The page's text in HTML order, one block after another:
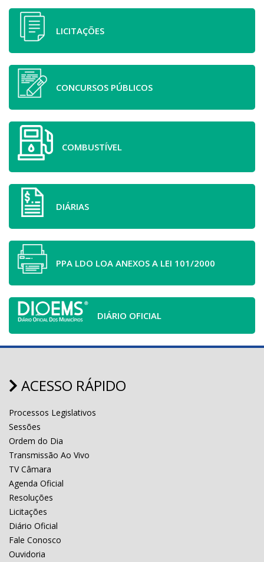
LICITAÇÕES
CONCURSOS PÚBLICOS
COMBUSTÍVEL
DIÁRIAS
PPA LDO LOA ANEXOS A LEI 101/2000
DIÁRIO OFICIAL
ACESSO RÁPIDO
Processos Legislativos
Sessões
Ordem do Dia
Transmissão Ao Vivo
TV Câmara
Agenda Oficial
Resoluções
Licitações
Diário Oficial
Fale Conosco
Ouvidoria